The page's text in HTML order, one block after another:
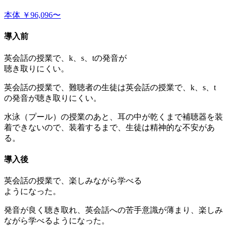
本体 ￥96,096〜
導入前
英会話の授業で、k、s、tの発音が
聴き取りにくい。
英会話の授業で、難聴者の生徒は英会話の授業で、k、s、t
の発音が聴き取りにくい。
水泳（プール）の授業のあと、耳の中が乾くまで補聴器を装
着できないので、装着するまで、生徒は精神的な不安があ
る。
導入後
英会話の授業で、楽しみながら学べる
ようになった。
発音が良く聴き取れ、英会話への苦手意識が薄まり、楽しみ
ながら学べるようになった。